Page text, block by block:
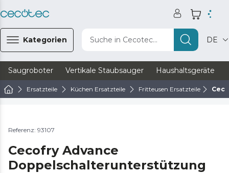
Kategorien Suche in Cecotec... DE
Saugroboter Vertikale Staubsauger Haushaltsgeräte
Ersatzteile Küchen Ersatzteile Fritteusen Ersatzteile
Referenz: 93107
Cecofry Advance
Doppelschalterunterstützung